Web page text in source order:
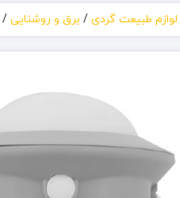
لوازم طبیعت گردی/ برق و روشنایی/